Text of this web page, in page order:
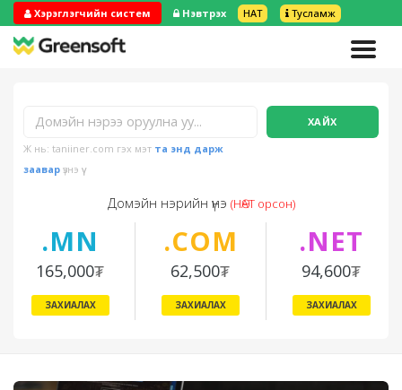
Хэрэглэгчийн систем Нэвтрэх НӨАТ Тусламж
Ж нь: taniiner.com гэх мэт та энд дарж
зааварүзнэ үү
ХАЙХ
Домэйн нэрийн үнэ (НӨАТ орсон)
.MN
165,000₮
ЗАХИАЛАХ
.COM
62,500₮
ЗАХИАЛАХ
.NET
94,600₮
ЗАХИАЛАХ